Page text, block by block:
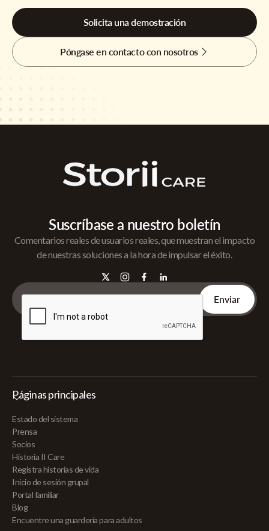
Solicita una demostración
Póngase en contacto con nosotros
Suscríbase a nuestro boletín
Comentarios reales de usuarios reales, que muestran el impacto
de nuestras soluciones a la hora de impulsar el éxito.
Páginas principales
Estado del sistema
Prensa
Socios
Historia II Care
Registra historias de vida
Inicio de sesión grupal
Portal familiar
Blog
Encuentre una guardería para adultos